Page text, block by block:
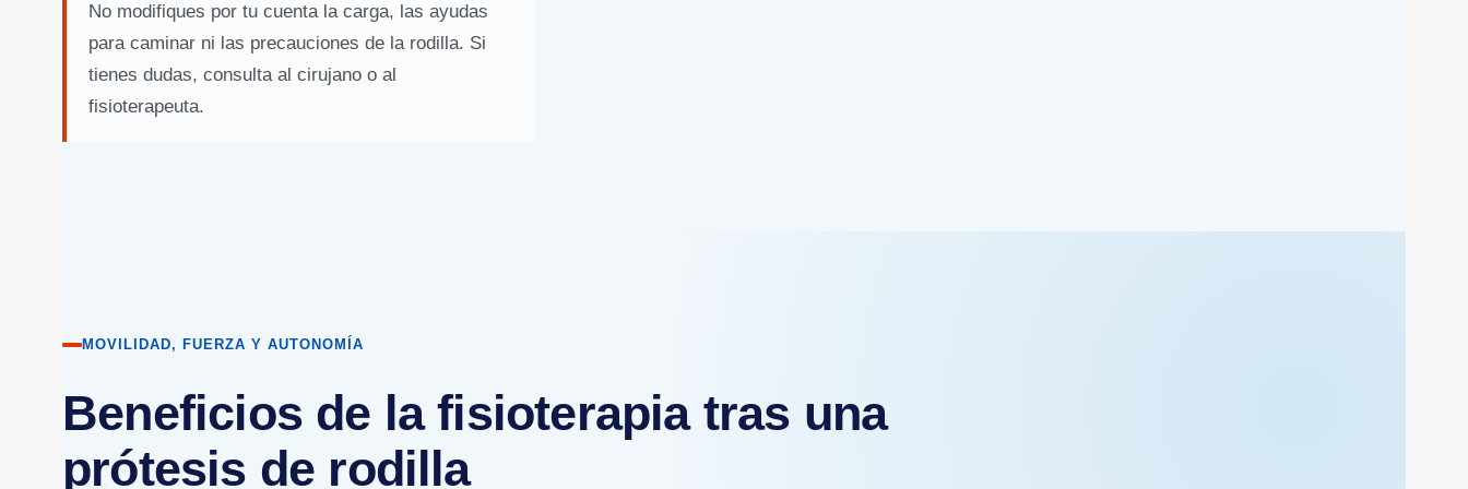
No modifiques por tu cuenta la carga, las ayudas
para caminar ni las precauciones de la rodilla. Si
tienes dudas, consulta al cirujano o al
fisioterapeuta.
MOVILIDAD, FUERZA Y AUTONOMÍA
Beneficios de la fisioterapia tras una
prótesis de rodilla